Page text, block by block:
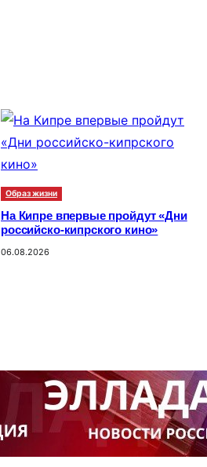
Образ жизни
На Кипре впервые пройдут «Дни
российско-кипрского кино»
06.08.2026